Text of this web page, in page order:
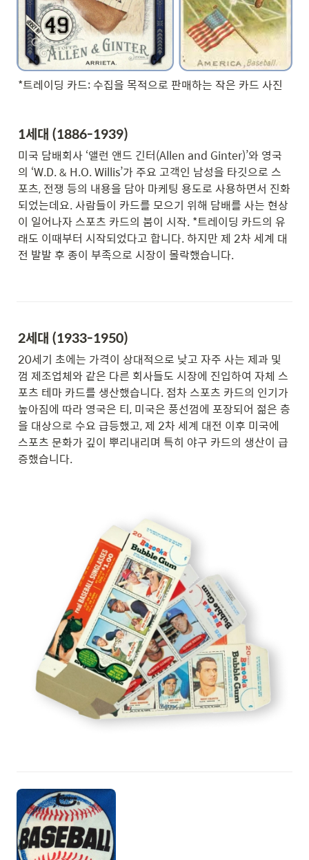
*트레이딩 카드: 수집을 목적으로 판매하는 작은 카드 사진
1세대 (1886-1939)
미국 담배회사 ‘앨런 앤드 긴터(Allen and Ginter)’와 영국
의 ‘W.D. & H.O. Willis’가 주요 고객인 남성을 타깃으로 스
포츠, 전쟁 등의 내용을 담아 마케팅 용도로 사용하면서 진화
되었는데요. 사람들이 카드를 모으기 위해 담배를 사는 현상
이 일어나자 스포츠 카드의 붐이 시작. *트레이딩 카드의 유
래도 이때부터 시작되었다고 합니다. 하지만 제 2차 세계 대
전 발발 후 종이 부족으로 시장이 몰락했습니다.
2세대 (1933-1950)
20세기 초에는 가격이 상대적으로 낮고 자주 사는 제과 및
껌 제조업체와 같은 다른 회사들도 시장에 진입하여 자체 스
포츠 테마 카드를 생산했습니다. 점차 스포츠 카드의 인기가
높아짐에 따라 영국은 티, 미국은 풍선껌에 포장되어 젊은 층
을 대상으로 수요 급등했고, 제 2차 세계 대전 이후 미국에
스포츠 문화가 깊이 뿌리내리며 특히 야구 카드의 생산이 급
증했습니다.